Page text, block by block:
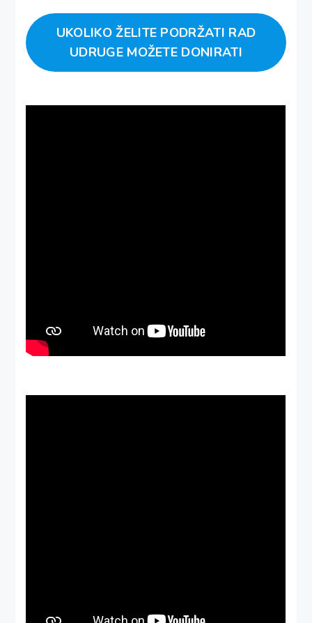
UKOLIKO ŽELITE PODRŽATI RAD
UDRUGE MOŽETE DONIRATI